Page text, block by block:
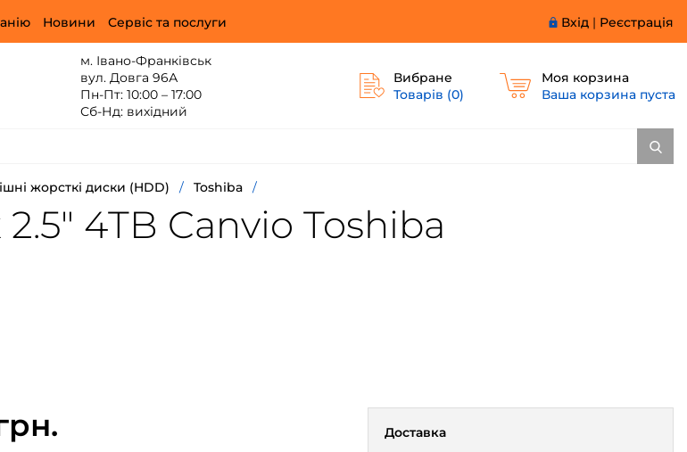
Вхід | Реєстрація
Новини Сервіс та послуги
м. Івано-Франківськ
вул. Довга 96А
Пн-Пт: 10:00 – 17:00
Сб-Нд: вихідний
Вибране
Товарів (0)
Моя корзина
Ваша корзина пуста
жорсткі диски (HDD) / Toshiba /
4TB Canvio Toshiba
Доставка